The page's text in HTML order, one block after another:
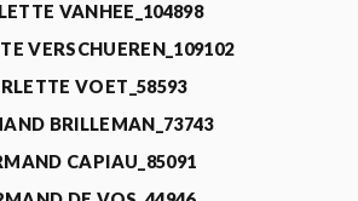
VANHEE_104898
VERSCHUEREN_109102
VOET_58593
BRILLEMAN_73743
CAPIAU_85091